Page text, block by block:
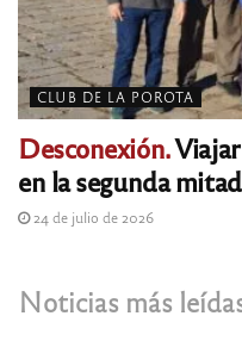
CLUB DE LA POROTA
Desconexión.Viajar
en la segunda mitad
24 de julio de 2026
Noticias más